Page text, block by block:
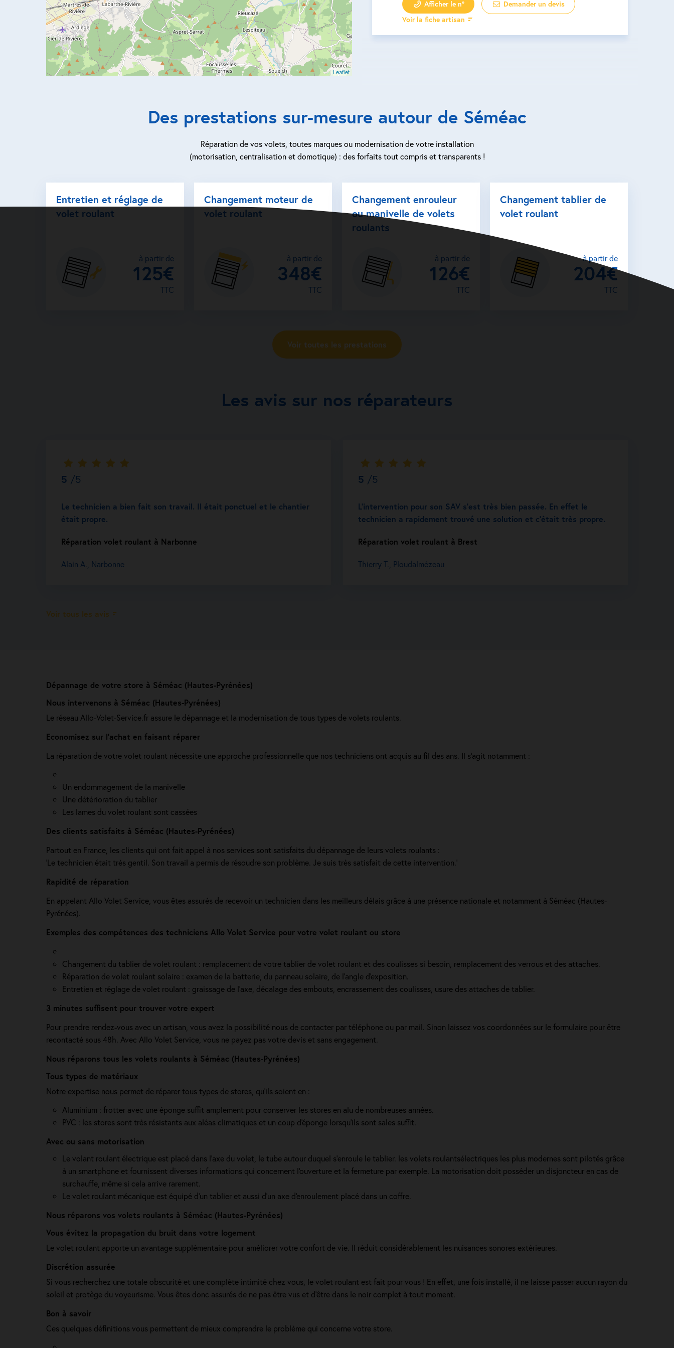
Dépannage de votre store à Séméac (Hautes-Pyrénées)
Nous intervenons à Séméac (Hautes-Pyrénées)
Le réseau Allo-Volet-Service.fr assure le dépannage et la modernisation de tous types de volets roulants.
Economisez sur l'achat en faisant réparer
La réparation de votre volet roulant nécessite une approche professionnelle que nos techniciens ont acquis au fil des ans. Il s'agit notamment :
Un endommagement de la manivelle
Une détérioration du tablier
Les lames du volet roulant sont cassées
Des clients satisfaits à Séméac (Hautes-Pyrénées)
Partout en France, les clients qui ont fait appel à nos services sont satisfaits du dépannage de leurs volets roulants :
'Le technicien était très gentil. Son travail a permis de résoudre son problème. Je suis très satisfait de cette intervention.'
Rapidité de réparation
En appelant Allo Volet Service, vous êtes assurés de recevoir un technicien dans les meilleurs délais grâce à une présence nationale et notamment à Séméac (Hautes-
Pyrénées).
Exemples des compétences des techniciens Allo Volet Service pour votre volet roulant ou store
Changement du tablier de volet roulant : remplacement de votre tablier de volet roulant et des coulisses si besoin, remplacement des verrous et des attaches.
Réparation de volet roulant solaire : examen de la batterie, du panneau solaire, de l'angle d'exposition.
Entretien et réglage de volet roulant : graissage de l’axe, décalage des embouts, encrassement des coulisses, usure des attaches de tablier.
3 minutes suffisent pour trouver votre expert
Pour prendre rendez-vous avec un artisan, vous avez la possibilité nous de contacter par téléphone ou par mail. Sinon laissez vos coordonnées sur le formulaire pour être
recontacté sous 48h. Avec Allo Volet Service, vous ne payez pas votre devis et sans engagement.
Nous réparons tous les volets roulants à Séméac (Hautes-Pyrénées)
Tous types de matériaux
Notre expertise nous permet de réparer tous types de stores, qu'ils soient en :
Aluminium : frotter avec une éponge suffit amplement pour conserver les stores en alu de nombreuses années.
PVC : les stores sont très résistants aux aléas climatiques et un coup d'éponge lorsqu'ils sont sales suffit.
Avec ou sans motorisation
Le volant roulant électrique est placé dans l’axe du volet, le tube autour duquel s’enroule le tablier. les volets roulantsélectriques les plus modernes sont pilotés grâce
à un smartphone et fournissent diverses informations qui concernent l'ouverture et la fermeture par exemple. La motorisation doit posséder un disjoncteur en cas de
surchauffe, même si cela arrive rarement.
Le volet roulant mécanique est équipé d'un tablier et aussi d'un axe d'enroulement placé dans un coffre.
Nous réparons vos volets roulants à Séméac (Hautes-Pyrénées)
Vous évitez la propagation du bruit dans votre logement
Le volet roulant apporte un avantage supplémentaire pour améliorer votre confort de vie. Il réduit considérablement les nuisances sonores extérieures.
Discrétion assurée
Si vous recherchez une totale obscurité et une complète intimité chez vous, le volet roulant est fait pour vous ! En effet, une fois installé, il ne laisse passer aucun rayon du
soleil et protège du voyeurisme. Vous êtes donc assurés de ne pas être vus et d’être dans le noir complet à tout moment.
Bon à savoir
Ces quelques définitions vous permettent de mieux comprendre le problème qui concerne votre store.
Leaflet
Afficher le n°
Demander un devis
Voir la fiche artisan
Des prestations sur-mesure autour de Séméac
Réparation de vos volets, toutes marques ou modernisation de votre installation
(motorisation, centralisation et domotique) : des forfaits tout compris et transparents !
Entretien et réglage de
volet roulant
à partir de
125€
TTC
Changement moteur de
volet roulant
à partir de
348€
TTC
Changement enrouleur
ou manivelle de volets
roulants
à partir de
126€
TTC
Changement tablier de
volet roulant
à partir de
204€
TTC
Voir toutes les prestations
Les avis sur nos réparateurs
5 /5
Le technicien a bien fait son travail. Il était ponctuel et le chantier
était propre.
Réparation volet roulant à Narbonne
Alain A., Narbonne
5 /5
L’intervention pour son SAV s’est très bien passée. En effet le
technicien a rapidement trouvé une solution et c’était très propre.
Réparation volet roulant à Brest
Thierry T., Ploudalmézeau
Voir tous les avis